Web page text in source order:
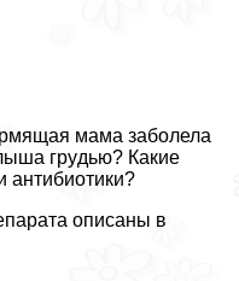
мама заболела
гpyдью? Какие
антибиотики?
описаны в